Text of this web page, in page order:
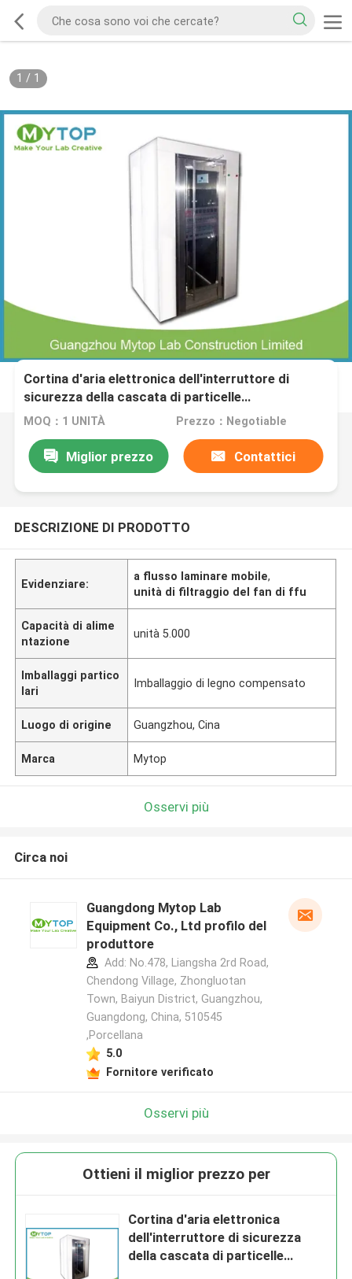
1 / 1
Cortina d'aria elettronica dell'interruttore di
sicurezza della cascata di particelle
dell'attrezzatura di laboratorio della stanza pulita
MOQ：1 UNITÀ Prezzo：Negotiable
Miglior prezzo Contattici
DESCRIZIONE DI PRODOTTO
Evidenziare:
a flusso laminare mobile,
unità di filtraggio del fan di ffu
Capacità di alime
ntazione
unità 5.000
Imballaggi partico
lari
Imballaggio di legno compensato
Luogo di origine Guangzhou, Cina
Marca Mytop
Osservi più
Circa noi
Guangdong Mytop Lab
Equipment Co., Ltd profilo del
produttore
Add: No.478, Liangsha 2rd Road,
Chendong Village, Zhongluotan
Town, Baiyun District, Guangzhou,
Guangdong, China, 510545
,Porcellana
5.0
Fornitore verificato
Osservi più
Ottieni il miglior prezzo per
Cortina d'aria elettronica
dell'interruttore di sicurezza
della cascata di particelle